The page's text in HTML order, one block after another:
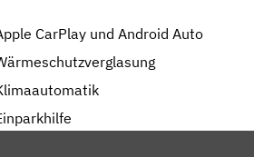
CarPlay und Android Auto